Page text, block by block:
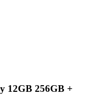
12GB 256GB +